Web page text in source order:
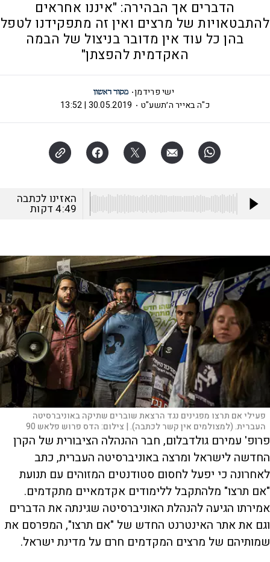
הדברים אך הבהירה: "איננו אחראים
להתבטאויות של מרצים ואין זה מתפקידנו לטפל
בהן כל עוד אין מדובר בניצול של הבמה
האקדמית להפצתן"
ישי פרידמן
כ"ה באייר ה׳תשע"ט
30.05.2019 | 13:52
האזינו לכתבה
4:49דקות
פעילי אם תרצו מפגינים נגד הרצאת שוברים שתיקה באוניברסיטה
העברית. (למצולמים אין קשר לכתבה). | צילום:הדס פרוש פלאש 90
פרופ' עמירם גולדבלום, חבר ההנהלה הציבורית של הקרן
החדשה לישראל ומרצה באוניברסיטה העברית, כתב
לאחרונה כי יפעל לחסום סטודנטים המזוהים עם תנועת
"אם תרצו" מלהתקבל ללימודים אקדמאיים מתקדמים.
אמירתו הגיעה להנהלת האוניברסיטה שגינתה את הדברים
וגם את אתר האינטרנט החדש של "אם תרצו", המפרסם את
שמותיהם של מרצים המקדמים חרם על מדינת ישראל.